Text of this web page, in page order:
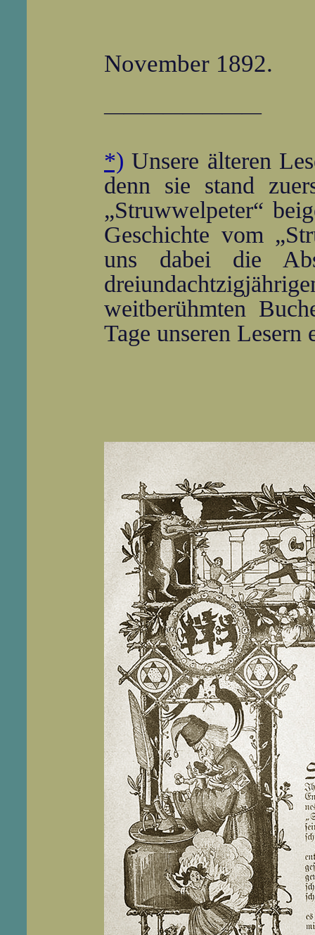
November 1892.
――――――――
*) Unsere älteren
denn sie stand
„Struwwelpeter“
Geschichte vom
uns dabei die
weitberühmten
Tage unseren Lesern